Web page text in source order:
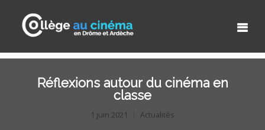
Réflexions autour du cinéma en
classe
1 juin 2021 Actualités